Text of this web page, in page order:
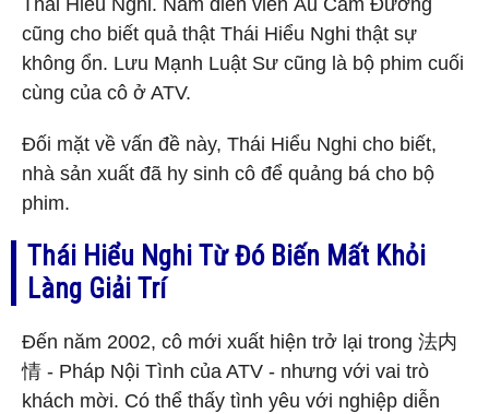
Thái Hiểu Nghi. Nam diễn viên Âu Cẩm Đường
cũng cho biết quả thật Thái Hiểu Nghi thật sự
không ổn. Lưu Mạnh Luật Sư cũng là bộ phim cuối
cùng của cô ở ATV.
Đối mặt về vấn đề này, Thái Hiểu Nghi cho biết,
nhà sản xuất đã hy sinh cô để quảng bá cho bộ
phim.
Thái Hiểu Nghi Từ Đó Biến Mất Khỏi
Làng Giải Trí
Đến năm 2002, cô mới xuất hiện trở lại trong 法内
情 - Pháp Nội Tình của ATV - nhưng với vai trò
khách mời. Có thể thấy tình yêu với nghiệp diễn